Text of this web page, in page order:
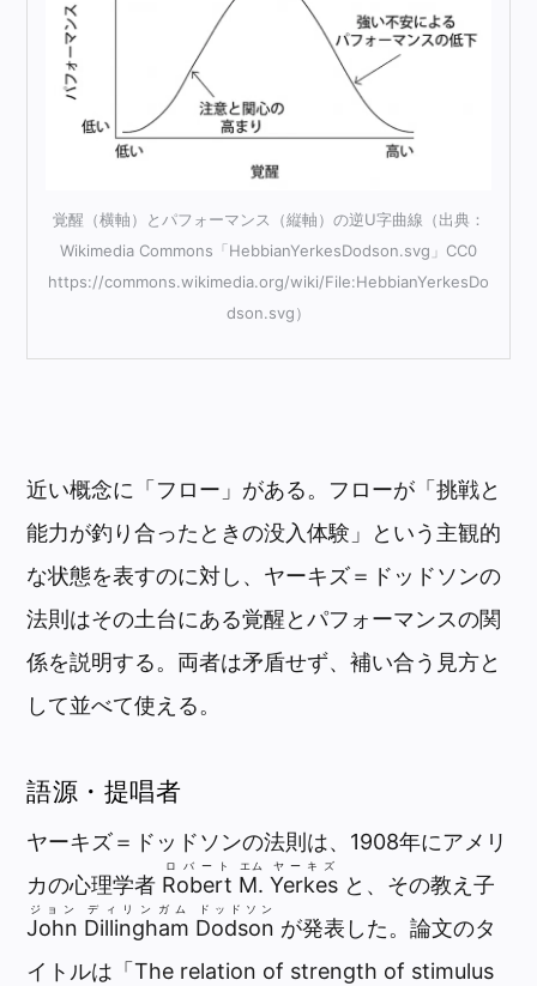
覚醒（横軸）とパフォーマンス（縦軸）の逆U字曲線（出典：
Wikimedia Commons「HebbianYerkesDodson.svg」CC0
https://commons.wikimedia.org/wiki/File:HebbianYerkesDo
dson.svg）
近い概念に「フロー」がある。フローが「挑戦と
能力が釣り合ったときの没入体験」という主観的
な状態を表すのに対し、ヤーキズ＝ドッドソンの
法則はその土台にある覚醒とパフォーマンスの関
係を説明する。両者は矛盾せず、補い合う見方と
して並べて使える。
語源・提唱者
ヤーキズ＝ドッドソンの法則は、1908年にアメリ
カの心理学者 Robert
ロバート
M.
エム
Yerkes
ヤーキズ
と、その教え子
John
ジョン
Dillingham
ディリンガム
Dodson
ドッドソン
が発表した。論文のタ
イトルは「The relation of strength of stimulus